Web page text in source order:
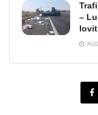
–